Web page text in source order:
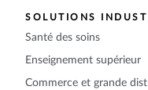
SOLUTIONS
Santé des soins
Enseignement supérieur
Commerce et grande